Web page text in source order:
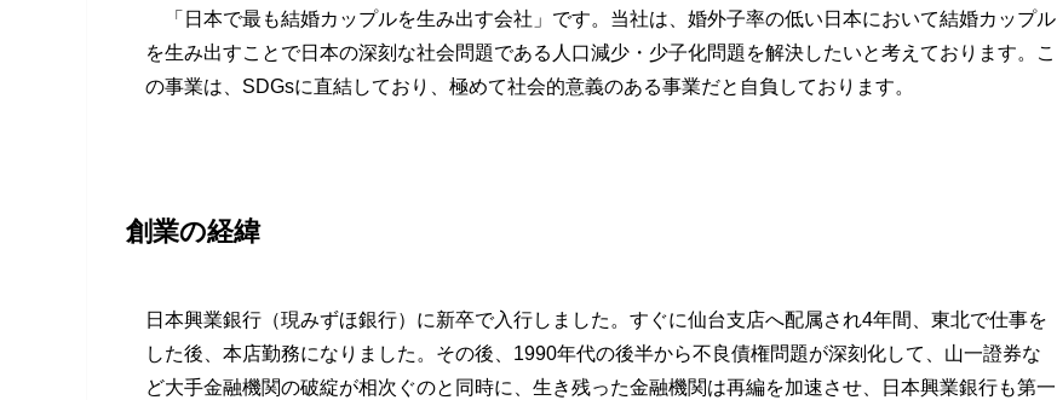
「日本で最も結婚カップルを生み出す会社」です。当社は、婚外子率の低い日本において結婚カップル
を生み出すことで日本の深刻な社会問題である人口減少・少子化問題を解決したいと考えております。こ
の事業は、SDGsに直結しており、極めて社会的意義のある事業だと自負しております。
創業の経緯
日本興業銀行（現みずほ銀行）に新卒で入行しました。すぐに仙台支店へ配属され4年間、東北で仕事を
した後、本店勤務になりました。その後、1990年代の後半から不良債権問題が深刻化して、山一證券な
ど大手金融機関の破綻が相次ぐのと同時に、生き残った金融機関は再編を加速させ、日本興業銀行も第一